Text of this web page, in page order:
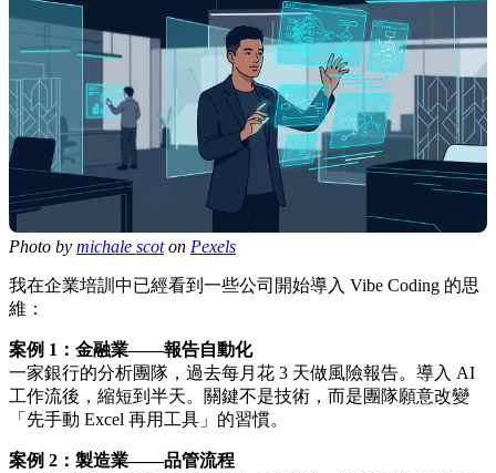
Photo by michale scoton Pexels
我在企業培訓中已經看到一些公司開始導入 Vibe Coding 的思
維：
案例 1：金融業——報告自動化
一家銀行的分析團隊，過去每月花 3 天做風險報告。導入 AI
工作流後，縮短到半天。關鍵不是技術，而是團隊願意改變
「先手動 Excel 再用工具」的習慣。
案例 2：製造業——品管流程